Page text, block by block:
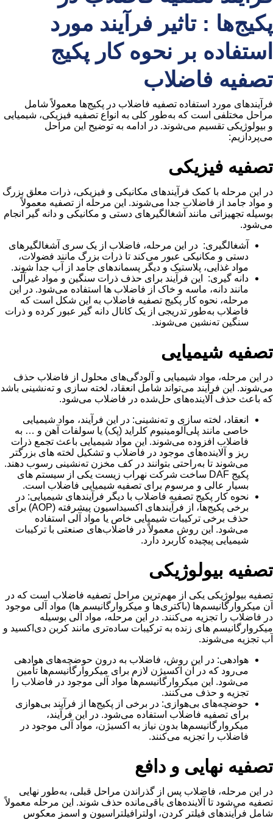
پکیج‌ها : تاثیر فرآیند مورد
استفاده بر نحوه کار پکیج
تصفیه فاضلاب
فرآیندهای مورد استفاده تصفیه فاضلاب در پکیج‌ها معمولاً شامل
مراحل مختلفی است که به‌طور کلی به انواع تصفیه فیزیکی، شیمیایی
و بیولوژیکی تقسیم می‌شوند. در ادامه به توضیح این مراحل
می‌پردازیم:
تصفیه فیزیکی
در این مرحله با کمک فرآیندهای مکانیکی و فیزیکی، ذرات معلق بزرگ
و مواد جامد از فاضلاب جدا می‌شوند. این مرحله از تصفیه معمولاً
بوسیله تجهیزاتی مانند آشغالگیرهای دستی و مکانیکی و دانه گیر انجام
می‌شود.
آشغالگیری: در این مرحله، فاضلاب از یک سری آشغالگیرهای
دستی و مکانیکی عبور می‌کند تا ذرات بزرگ مانند فضولات،
مواد غذایی، پلاستیک و دیگر پسماندهای جامد از آب جدا شوند.
دانه گیری: این فرآیند برای حذف ذرات سنگین و مواد غیرآلی
مانند دانه، ماسه و خاک از فاضلاب ها استفاده می‌شود. در این
مرحله، نحوه کار پکیج تصفیه فاضلاب به این شکل است که
فاضلاب به‌طور تدریجی از یک کانال دانه گیر عبور کرده و ذرات
سنگین ته‌نشین می‌شوند.
تصفیه شیمیایی
در این مرحله، مواد شیمیایی و آلودگی‌های محلول از فاضلاب حذف
می‌شوند. این فرآیند می‌تواند شامل انعقاد، لخته سازی و ته‌نشینی باشد
که باعث حذف آلاینده‌های حل‌شده در فاضلاب می‌شود.
انعقاد، لخته سازی و ته‌نشینی: در این فرآیند، مواد شیمیایی
خاصی مانند پلی‌آلومینیوم کلراید (پک) یا سولفات آهن و … به
فاضلاب افزوده می‌شوند. این مواد شیمیایی باعث تجمع ذرات
ریز و آلاینده‌های موجود در فاضلاب و تشکیل لخته های بزرگتر
می‌شوند تا به‌راحتی بتوانند در کف مخزن ته‌نشینی رسوب دهند.
پکیج DAF ساخت شرکت نهراب زیست یکی از سیستم های
بسیار عالی و مرسوم برای تصفیه شیمیایی فاضلاب است.
نحوه کار پکیج تصفیه فاضلاب با دیگر فرآیندهای شیمیایی: در
برخی پکیج‌ها، از فرآیندهای اکسیداسیون پیشرفته (AOP) برای
حذف برخی ترکیبات شیمیایی خاص یا مواد آلی استفاده
می‌شود. این روش معمولاً در فاضلاب‌های صنعتی با ترکیبات
شیمیایی پیچیده کاربرد دارد.
تصفیه بیولوژیکی
تصفیه بیولوژیکی یکی از مهم‌ترین مراحل تصفیه فاضلاب است که در
آن میکروارگانیسم‌ها (باکتری‌ها و میکروارگانیسم ها) مواد آلی موجود
در فاضلاب را تجزیه می‌کنند. در این مرحله، مواد آلی ‌بوسیله
میکروارگانیسم های زنده به ترکیبات ساده‌تری مانند کربن دی‌اکسید و
آب تجزیه می‌شوند.
هوادهی: در این روش، فاضلاب به درون حوضچه‌های هوادهی
می‌رود که در آن اکسیژن لازم برای میکروارگانیسم‌ها تأمین
می‌شود. این میکروارگانیسم‌ها مواد آلی موجود در فاضلاب را
تجزیه و حذف می‌کنند.
حوضچه‌های بی‌هوازی: در برخی از پکیج‌ها از فرآیند بی‌هوازی
برای تصفیه فاضلاب استفاده می‌شود. در این فرآیند،
میکروارگانیسم‌ها بدون نیاز به اکسیژن، مواد آلی موجود در
فاضلاب را تجزیه می‌کنند.
تصفیه نهایی و دافع
در این مرحله، فاضلاب پس از گذراندن مراحل قبلی، به‌طور نهایی
تصفیه می‌شود تا آلاینده‌های باقی‌مانده حذف شوند. این مرحله معمولاً
شامل فرآیندهای فیلتر کردن، اولترافیلتراسیون و اسمز معکوس